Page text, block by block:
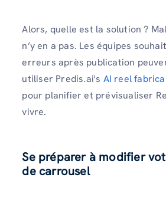
Alors, quelle est la solution ?
n’y en a pas. Les équipes
erreurs après publication
utiliser Predis.ai's AI reel
pour planifier et prévisualiser
vivre.
Se préparer à modifier
de carrousel